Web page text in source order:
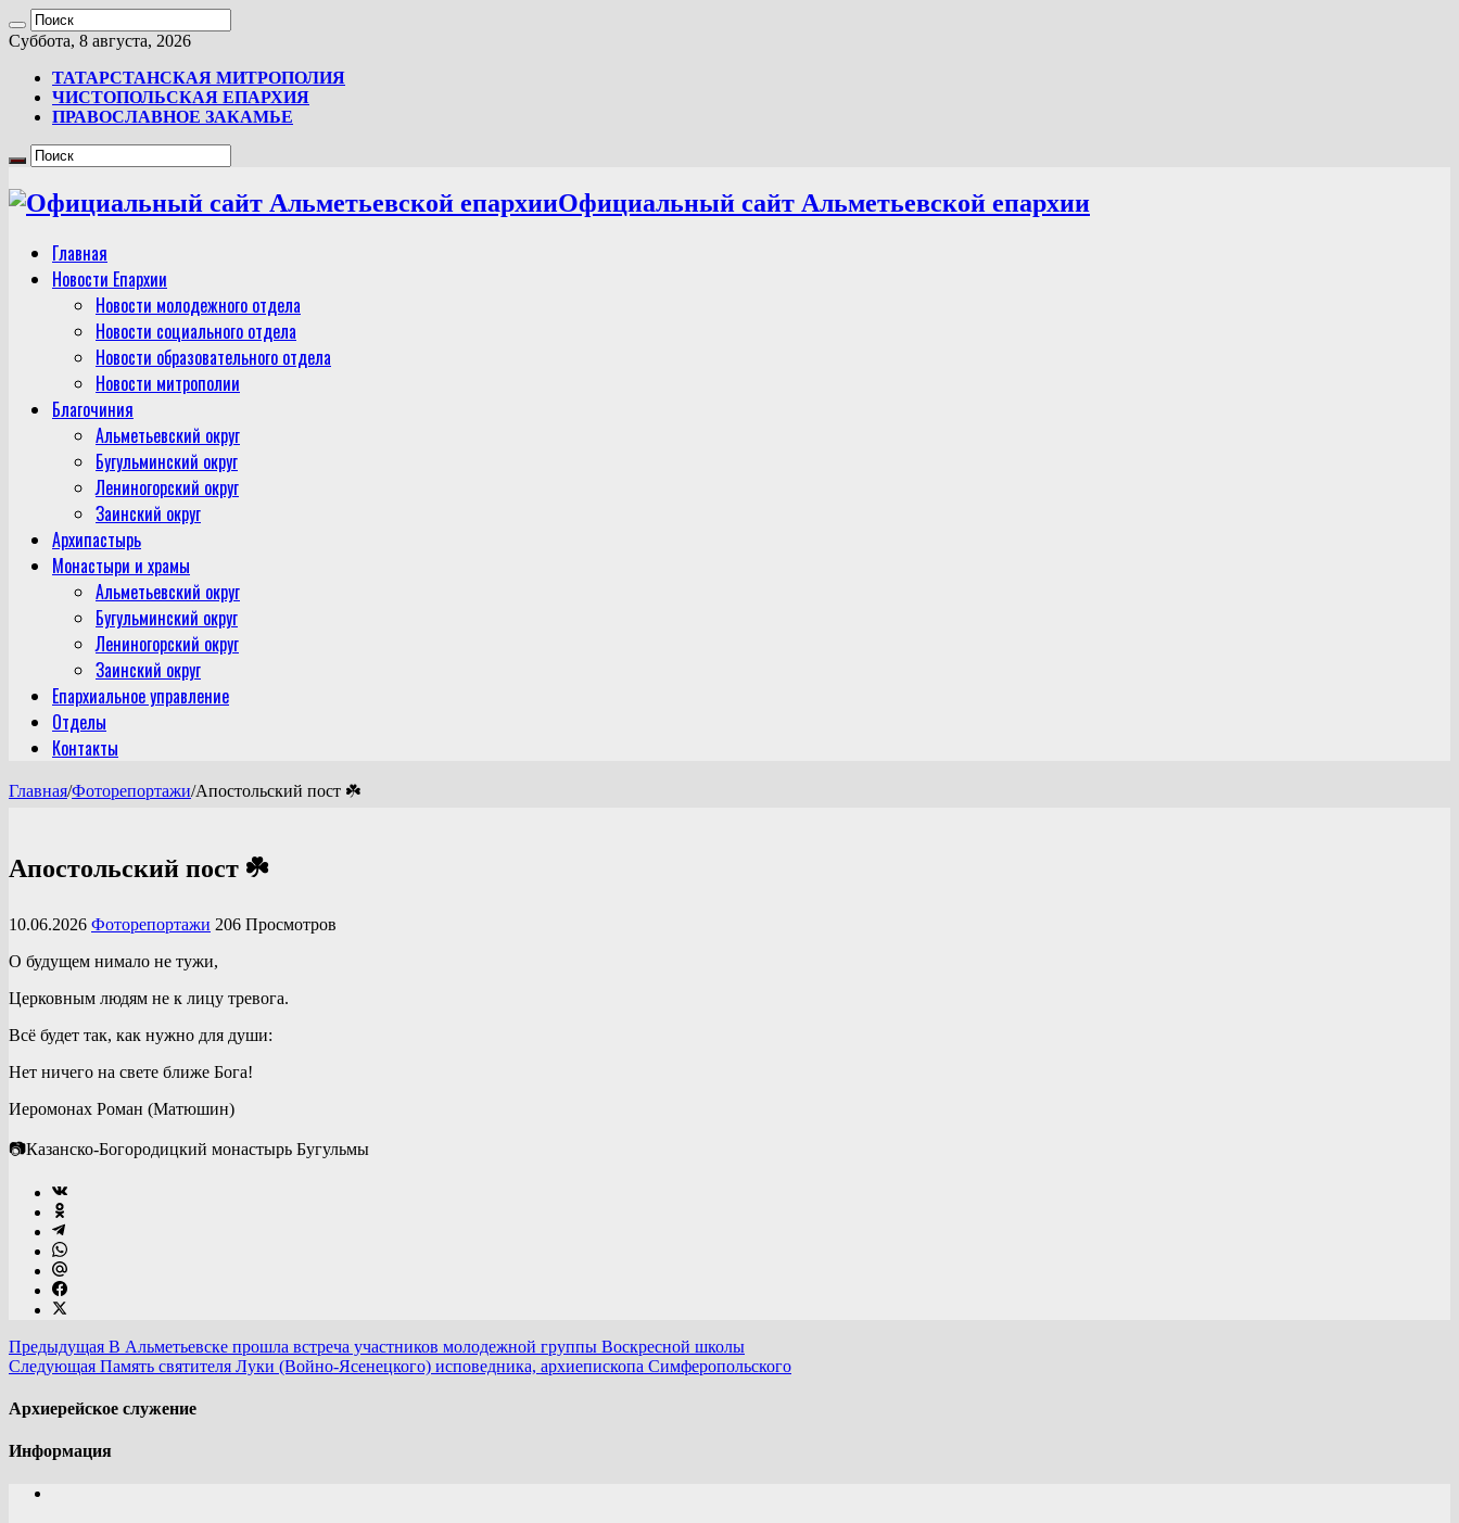
Суббота, 8 августа, 2026
ТАТАРСТАНСКАЯ МИТРОПОЛИЯ
ЧИСТОПОЛЬСКАЯ ЕПАРХИЯ
ПРАВОСЛАВНОЕ ЗАКАМЬЕ
Официальный сайт Альметьевской епархии
Главная
Новости Епархии
Новости молодежного отдела
Новости социального отдела
Новости образовательного отдела
Новости митрополии
Благочиния
Альметьевский округ
Бугульминский округ
Лениногорский округ
Заинский округ
Архипастырь
Монастыри и храмы
Альметьевский округ
Бугульминский округ
Лениногорский округ
Заинский округ
Епархиальное управление
Отделы
Контакты
Главная/Фоторепортажи/Апостольский пост ☘️
Апостольский пост ☘️
10.06.2026 Фоторепортажи 206 Просмотров
О будущем нимало не тужи,
Церковным людям не к лицу тревога.
Всё будет так, как нужно для души:
Нет ничего на свете ближе Бога!
Иеромонах Роман (Матюшин)
📷Казанско-Богородицкий монастырь Бугульмы
Предыдущая В Альметьевске прошла встреча участников молодежной группы Воскресной школы
Следующая Память святителя Луки (Войно-Ясенецкого) исповедника, архиепископа Симферопольского
Архиерейское служение
Информация